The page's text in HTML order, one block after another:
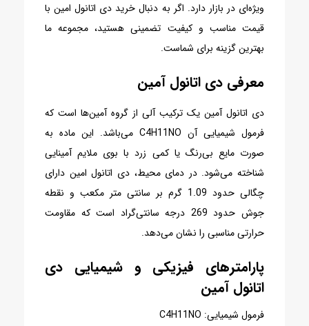
ویژه‌ای در بازار دارد. اگر به دنبال خرید دی اتانول امین با
قیمت مناسب و کیفیت تضمینی هستید، مجموعه ما
بهترین گزینه برای شماست.
معرفی دی اتانول آمین
دی اتانول آمین یک ترکیب آلی از گروه آمین‌ها است که
فرمول شیمیایی آن C4H11NO می‌باشد. این ماده به
صورت مایع بی‌رنگ یا کمی زرد با بوی ملایم آمینایی
شناخته می‌شود. در دمای محیط، دی اتانول امین دارای
چگالی حدود 1.09 گرم بر سانتی متر مکعب و نقطه
جوش حدود 269 درجه سانتی‌گراد است که مقاومت
حرارتی مناسبی را نشان می‌دهد.
پارامترهای فیزیکی و شیمیایی دی
اتانول آمین
فرمول شیمیایی: C4H11NO